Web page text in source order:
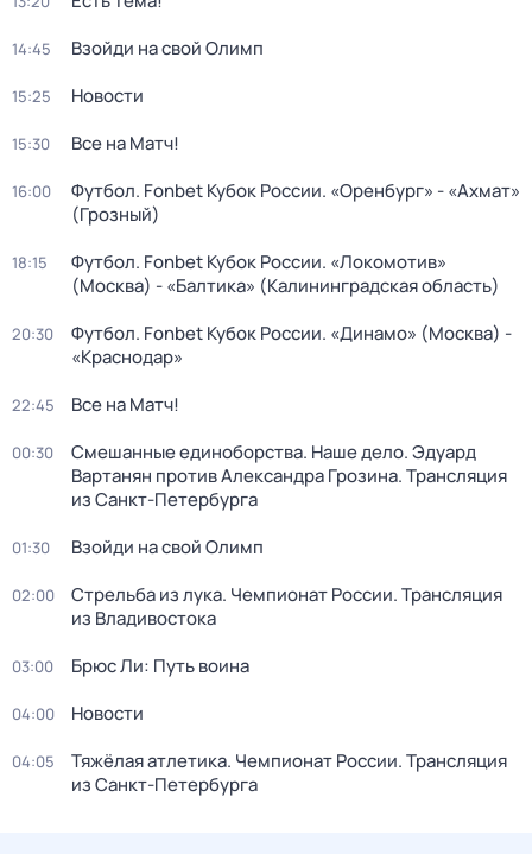
14:45 Взойди на свой Олимп
15:25 Новости
15:30 Все на Матч!
16:00
Футбол. Fonbet Кубок России. «Оренбург» - «Ахмат»
(Грозный)
18:15
Футбол. Fonbet Кубок России. «Локомотив»
(Москва) - «Балтика» (Калининградская область)
20:30
Футбол. Fonbet Кубок России. «Динамо» (Москва) -
«Краснодар»
22:45 Все на Матч!
00:30
Смешанные единоборства. Наше дело. Эдуард
Вартанян против Александра Грозина. Трансляция
из Санкт-Петербурга
01:30 Взойди на свой Олимп
02:00
Стрельба из лука. Чемпионат России. Трансляция
из Владивостока
03:00 Брюс Ли: Путь воина
04:00 Новости
04:05
Тяжёлая атлетика. Чемпионат России. Трансляция
из Санкт-Петербурга